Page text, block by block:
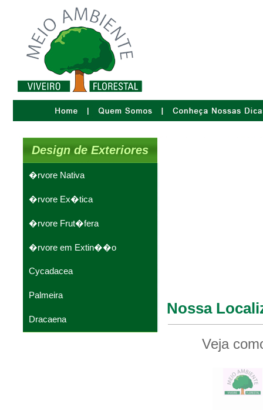
Design de Exteriores
�rvore Nativa
�rvore Ex�tica
�rvore Frut�fera
�rvore em Extin��o
Cycadacea
Palmeira
Dracaena
Nossa
Veja